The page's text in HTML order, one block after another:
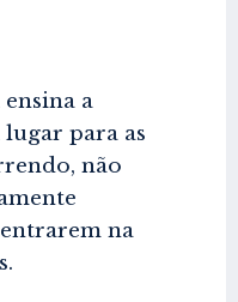
a
para as
não
na